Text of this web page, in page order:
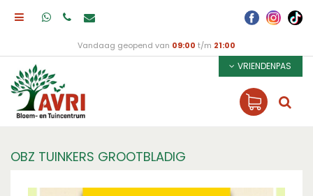
Vandaag geopend van 09:00 t/m 21:00
VRIENDENPAS
OBZ TUINKERS GROOTBLADIG